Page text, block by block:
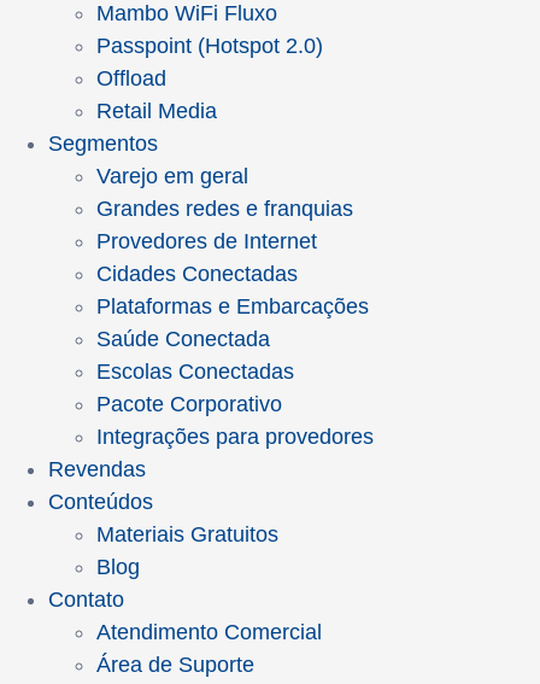
Mambo WiFi Fluxo
Passpoint (Hotspot 2.0)
Offload
Retail Media
Segmentos
Varejo em geral
Grandes redes e franquias
Provedores de Internet
Cidades Conectadas
Plataformas e Embarcações
Saúde Conectada
Escolas Conectadas
Pacote Corporativo
Integrações para provedores
Revendas
Conteúdos
Materiais Gratuitos
Blog
Contato
Atendimento Comercial
Área de Suporte